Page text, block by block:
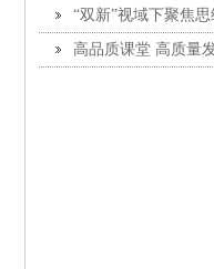
“双新”视域下聚焦
示活动高品质课堂 高质量